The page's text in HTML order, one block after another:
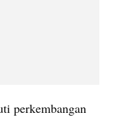
perkembangan